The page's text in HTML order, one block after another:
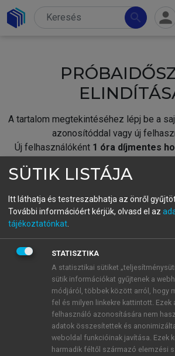
search person
A tartalom megtekintéséhez lépj be a
azonosítóddal vagy új
Új felhasználóként 1 óra díjmentes
fiókoddal,vagy hozz létre
A regisztráció után apróbaidőszak
BELÉPÉS SAJÁT FIÓKKAL
ÚJ FIÓK LÉTREHOZÁSA
1 óra díjmentes hozzáférés
E-MAIL-CÍM
SÜTIK LISTÁJA
Itt láthatja és testreszabhatja az önről
További információért kérjük, olvasd el az
tájékoztatónkat
STATISZTIKA
A statisztikai sütiket
sütik információkat gyűjtenek a
módjáról, többek között arról, hogy
fel és milyen linkekre kattintott. Ezek
felhasználó azonosítására nem
adatok összesítettek és
weboldal funkcióinak javítása. Ezek
harmadik féltől származó elemzési